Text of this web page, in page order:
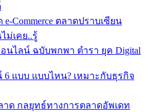
Commerce ตลาดปราบเซียน
ม่เคย..รู้
นไลน์ ฉบับพกพา ตำรา ยุค Digital
แบบ แบบไหน? เหมาะกับธุรกิจ
าด กลยุทธ์ทางการตลาดอัพเดท